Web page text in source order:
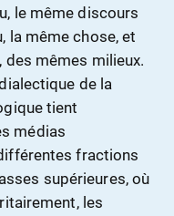
le même discours
la même chose, et
des mêmes milieux.
de la
tient
médias
fractions
supérieures, où
les